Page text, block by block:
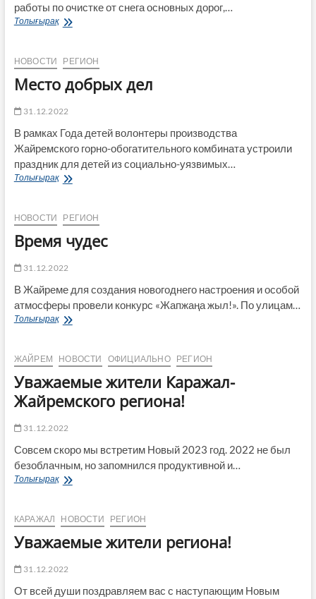
работы по очистке от снега основных дорог,…
ТолығырақВ
проведены
работы
по
очистке
от
основных
дорог,
остановок
общественного
транспорта
НОВОСТИ РЕГИОН
Место добрых дел
31.12.2022
В рамках Года детей волонтеры производства
Жайремского горно-обогатительного комбината устроили
праздник для детей из социально-уязвимых…
ТолығырақМесто
НОВОСТИ
РЕГИОН
Время чудес
31.12.2022
В Жайреме для создания новогоднего настроения и особой
атмосферы провели конкурс «Жапжаңа жыл!». По улицам…
ТолығырақВремя
ЖАЙРЕМ НОВОСТИ ОФИЦИАЛЬНО РЕГИОН
Уважаемые жители Каражал-
Жайремского региона!
31.12.2022
Совсем скоро мы встретим Новый 2023 год. 2022 не был
безоблачным, но запомнился продуктивной и…
ТолығырақУважаемые
Жайремского
региона!
КАРАЖАЛ НОВОСТИ РЕГИОН
Уважаемые жители региона!
31.12.2022
От всей души поздравляем вас с наступающим Новым